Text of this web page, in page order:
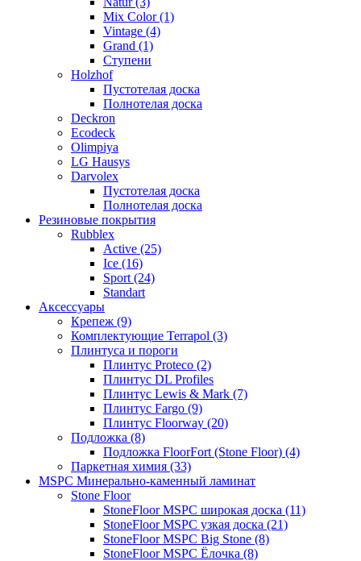
Mix Color (1)
Vintage (4)
Grand (1)
Ступени
Holzhof
Пустотелая доска
Полнотелая доска
Deckron
Ecodeck
Olimpiya
LG Hausys
Darvolex
Пустотелая доска
Полнотелая доска
Резиновые покрытия
Rubblex
Active (25)
Ice (16)
Sport (24)
Standart
Аксессуары
Крепеж (9)
Комплектующие Terrapol (3)
Плинтуса и пороги
Плинтус Proteco (2)
Плинтус DL Profiles
Плинтус Lewis & Mark (7)
Плинтус Fargo (9)
Плинтус Floorway (20)
Подложка (8)
Подложка FloorFort (Stone Floor) (4)
Паркетная химия (33)
MSPC Минерально-каменный ламинат
Stone Floor
StoneFloor MSPC широкая доска (11)
StoneFloor MSPC узкая доска (21)
StoneFloor MSPC Big Stone (8)
StoneFloor MSPC Ёлочка (8)